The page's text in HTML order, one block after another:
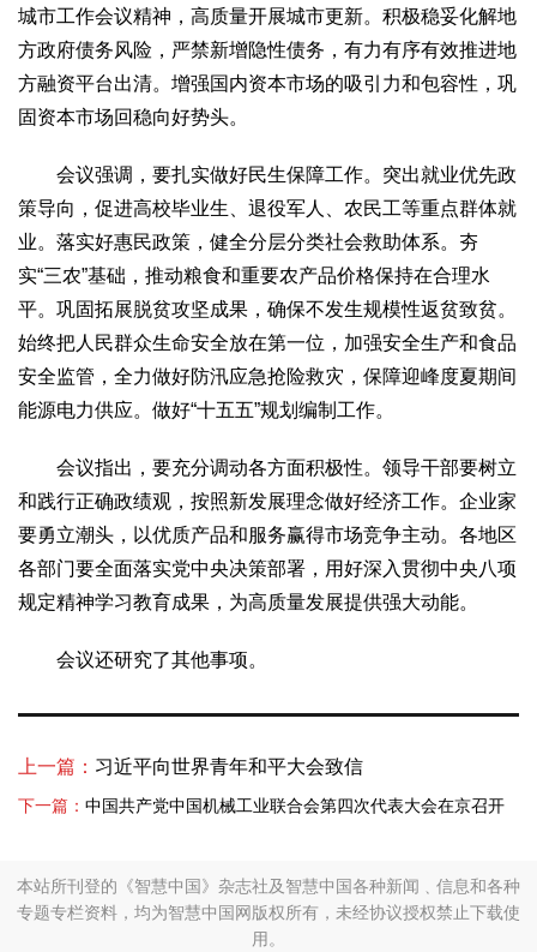
城市工作会议精神，高质量开展城市更新。积极稳妥化解地
方政府债务风险，严禁新增隐性债务，有力有序有效推进地
方融资平台出清。增强国内资本市场的吸引力和包容性，巩
固资本市场回稳向好势头。
会议强调，要扎实做好民生保障工作。突出就业优先政
策导向，促进高校毕业生、退役军人、农民工等重点群体就
业。落实好惠民政策，健全分层分类社会救助体系。夯
实“三农”基础，推动粮食和重要农产品价格保持在合理水
平。巩固拓展脱贫攻坚成果，确保不发生规模性返贫致贫。
始终把人民群众生命安全放在第一位，加强安全生产和食品
安全监管，全力做好防汛应急抢险救灾，保障迎峰度夏期间
能源电力供应。做好“十五五”规划编制工作。
会议指出，要充分调动各方面积极性。领导干部要树立
和践行正确政绩观，按照新发展理念做好经济工作。企业家
要勇立潮头，以优质产品和服务赢得市场竞争主动。各地区
各部门要全面落实党中央决策部署，用好深入贯彻中央八项
规定精神学习教育成果，为高质量发展提供强大动能。
会议还研究了其他事项。
上一篇： 习近平向世界青年和平大会致信
下一篇： 中国共产党中国机械工业联合会第四次代表大会在京召开
本站所刊登的《智慧中国》杂志社及智慧中国各种新闻﹑信息和各种
专题专栏资料，均为智慧中国网版权所有，未经协议授权禁止下载使
用。